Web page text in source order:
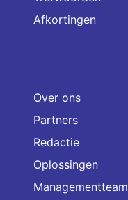
Afkortingen
Over ons
Partners
Redactie
Oplossingen
Managementteam